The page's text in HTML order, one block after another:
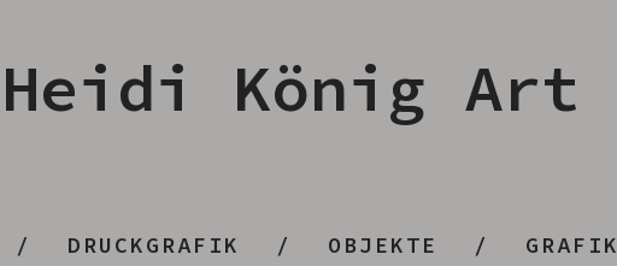
Heidi König Art
DRUCKGRAFIK OBJEKTE GRAFIK